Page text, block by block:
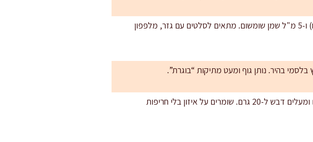
גרסה אסייתית עדינה: מוסיפים 5 מ"ל רוטב סויה (במקום חלק מהמלח) ו-5 מ"ל שמן שומשום. מתאים לסלטים עם גזר, מלפפון
גרסה עדינה לילדים: משתמשים ב-15 גרם חרדל דיז’ון במקום 20 גרם ומעלים דבש ל-20 גרם. שומרים על איזון בלי חריפות